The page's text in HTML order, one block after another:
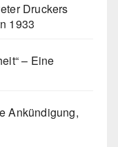
Druckers
1933
– Eine
Ankündigung,